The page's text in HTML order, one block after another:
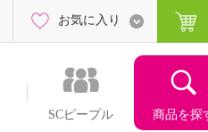
SCピープル 商品を探
お気に入り